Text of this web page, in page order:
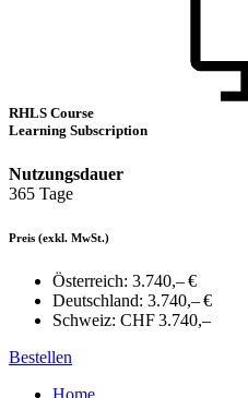
RHLS Course
Learning Subscription
Nutzungsdauer
365 Tage
Preis (exkl. MwSt.)
Österreich: 3.740,– €
Deutschland: 3.740,– €
Schweiz: CHF 3.740,–
Bestellen
Home